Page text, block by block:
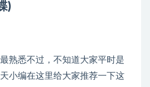
)
悉不过，不知道大家平时是
小编在这里给大家推荐一下这